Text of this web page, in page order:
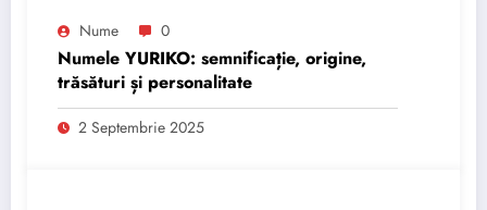
Nume 0
Numele YURIKO: semnificație, origine,
trăsături și personalitate
2 Septembrie 2025